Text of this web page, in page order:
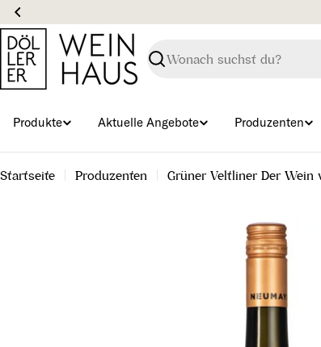
Zum
Inhalt
springen
Suchen
Produkte Aktuelle Angebote Produzenten
Startseite Produzenten Grüner Veltliner Der Wein